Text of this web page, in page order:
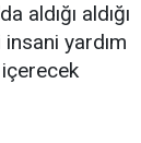
aldığı aldığı
yardım